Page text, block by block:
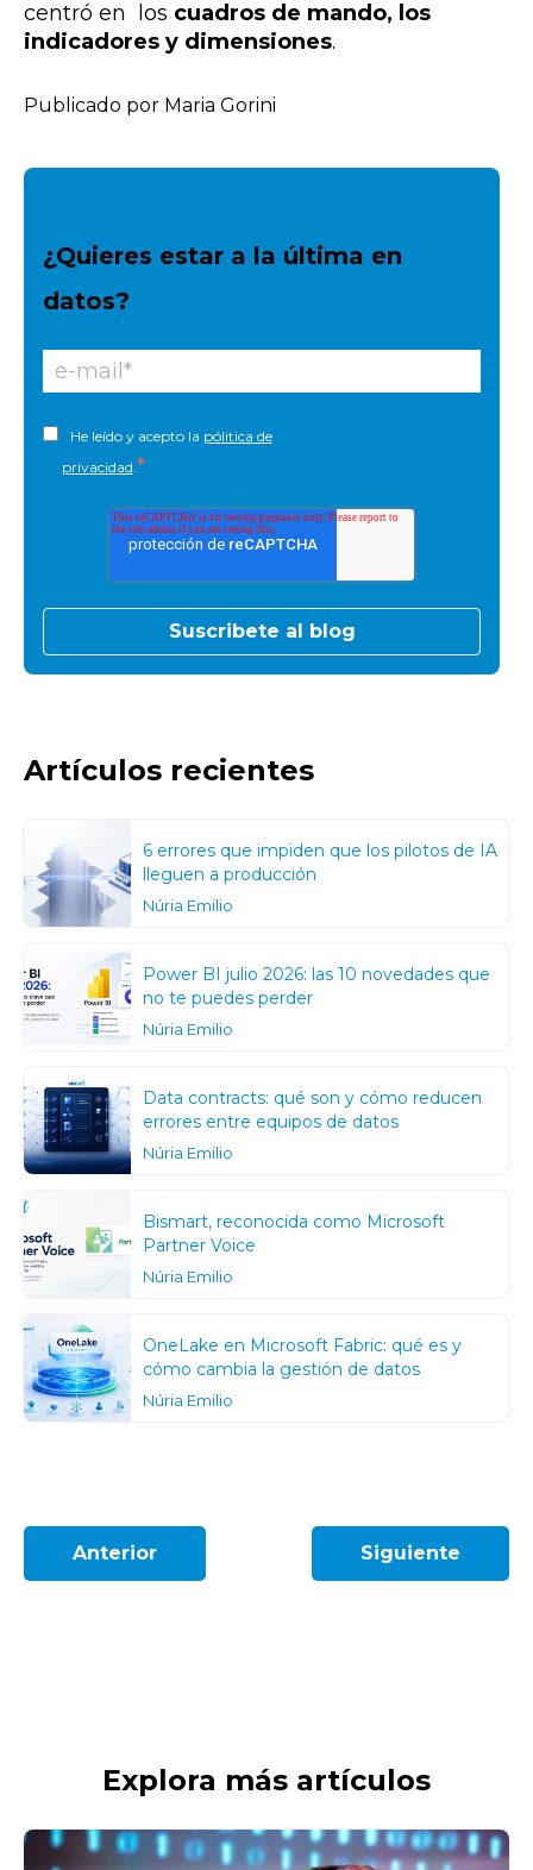
centró en los cuadros de mando, los
indicadores y dimensiones.
Publicado por Maria Gorini
¿Quieres estar a la última en
datos?
He leído y acepto la pólitica de
privacidad *
Artículos recientes
6 errores que impiden que los pilotos de IA
lleguen a producción
Núria Emilio
Power BI julio 2026: las 10 novedades que
no te puedes perder
Núria Emilio
Data contracts: qué son y cómo reducen
errores entre equipos de datos
Núria Emilio
Bismart, reconocida como Microsoft
Partner Voice
Núria Emilio
OneLake en Microsoft Fabric: qué es y
cómo cambia la gestión de datos
Núria Emilio
Anterior Siguiente
Explora más artículos